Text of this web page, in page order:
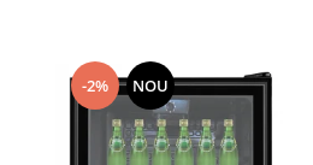
-2% NOU